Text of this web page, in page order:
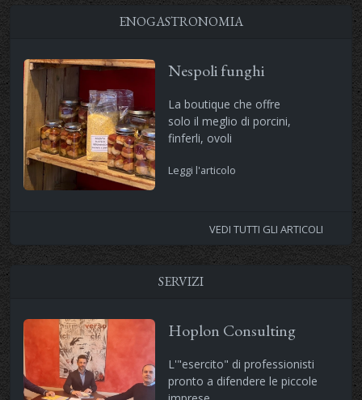
ENOGASTRONOMIA
Nespoli funghi
La boutique che offre
solo il meglio di porcini,
finferli, ovoli
Leggi l'articolo
VEDI TUTTI GLI ARTICOLI
SERVIZI
Hoplon Consulting
L'"esercito" di professionisti
pronto a difendere le piccole